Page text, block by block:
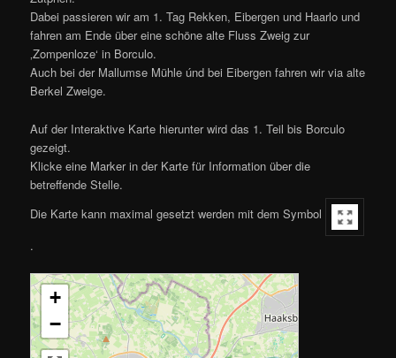
Dabei passieren wir am 1. Tag Rekken, Eibergen und Haarlo und
fahren am Ende über eine schöne alte Fluss Zweig zur
‚Zompenloze‘ in Borculo.
Auch bei der Mallumse Mühle únd bei Eibergen fahren wir via alte
Berkel Zweige.
Auf der Interaktive Karte hierunter wird das 1. Teil bis Borculo
gezeigt.
Klicke eine Marker in der Karte für Information über die
betreffende Stelle.
Die Karte kann maximal gesetzt werden mit dem Symbol
.
+
−